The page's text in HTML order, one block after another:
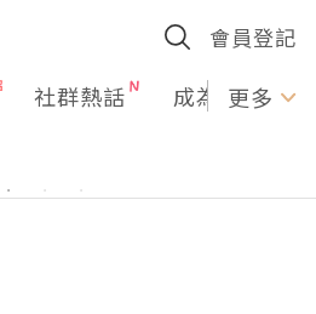
會員登記
社群熱話 成為U更多